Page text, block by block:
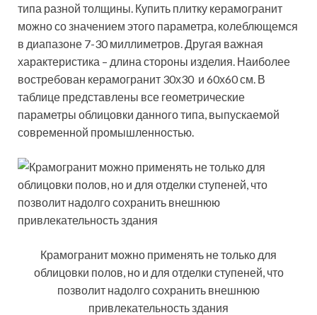
типа разной толщины. Купить плитку керамогранит
можно со значением этого параметра, колеблющемся
в диапазоне 7-30 миллиметров. Другая важная
характеристика – длина стороны изделия. Наиболее
востребован керамогранит 30х30 и 60х60 см. В
таблице представлены все геометрические
параметры облицовки данного типа, выпускаемой
современной промышленностью.
Крамогранит можно применять не только для
облицовки полов, но и для отделки ступеней, что
позволит надолго сохранить внешнюю
привлекательность здания